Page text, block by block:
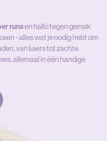
runsen hallo tegen gemak
- alles wat je nodig hebt om
van luiers tot zachte
allemaal in één handige